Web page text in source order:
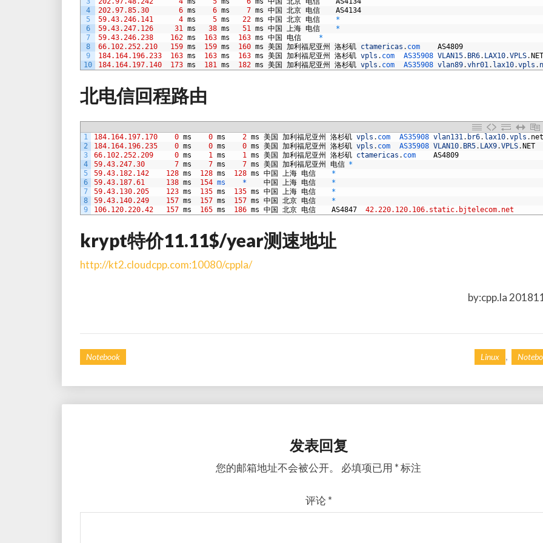
4
5
6
7
8
9
10
202.97.85.30
6 ms 6 ms 7 ms 中国 北京 电信
AS4134
59.43.246.141
4 ms 5 ms 22 ms 中国 北京 电信
*
59.43.247.126
31 ms 38 ms 51 ms 中国 上海 电信
*
59.43.246.238
162 ms 163 ms 163 ms 中国 电信
*
66.102.252.210
159 ms 159 ms 160 ms 美国 加利福尼亚州 洛杉矶 ctamericas .
AS4809
184.164.196.233
163 ms 163 ms 163 ms 美国 加利福尼亚州 洛杉矶 vpls . VLAN15. BR6. LAX10.VPLS.NET
184.164.197.140
173 ms 181 ms 182 ms 美国 加利福尼亚州 洛杉矶 vpls . vlan89.vhr01 . lax10.vpls .
北电信回程路由
1
2
3
4
5
6
7
8
9
184.164.197.170 0 ms 0 ms 2 ms 美国 加利福尼亚州 洛杉矶 vpls . vlan131 . br6. lax10.vpls . net
184.164.196.235
0 ms 0 ms 0 ms 美国 加利福尼亚州 洛杉矶 vpls . VLAN10. BR5. LAX9.VPLS.NET
66.102.252.209
0 ms 1 ms 1 ms 美国 加利福尼亚州 洛杉矶 ctamericas .
AS4809
59.43.247.30
7 ms 7 ms 7 ms 美国 加利福尼亚州 电信 *
59.43.182.142
128 ms 128 ms 128 ms 中国 上海 电信
*
59.43.187.61
138 ms 154 ms	   * 中国 上海 电信
*
59.43.130.205
123 ms 135 ms 135 ms 中国 上海 电信
*
59.43.140.249
157 ms 157 ms 157 ms 中国 北京 电信
*
106.120.220.42
157 ms 165 ms 186 ms 中国 北京 电信 AS4847 42.220.120.106.static.bjtelecom.net
krypt特价11.11$/year测速地址
http://kt2.cloudcpp.com:10080/cppla/
by:cpp.la
Notebook Linux ,
发表回复
您的邮箱地址不会被公开。 必填项已用 *标注
评论 *